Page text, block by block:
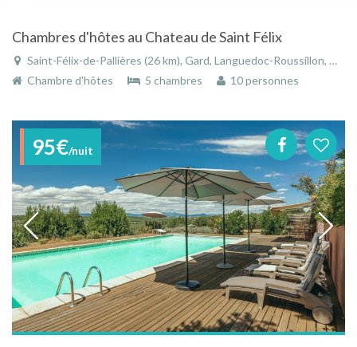
Chambres d'hôtes au Chateau de Saint Félix
Saint-Félix-de-Pallières (26 km), Gard, Languedoc-Roussillon, Occitanie, France
Chambre d'hôtes
5 chambres 10 personnes
95€/nuit